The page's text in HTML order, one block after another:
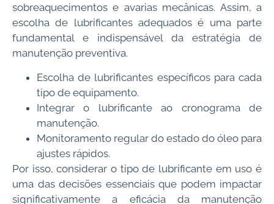
sobreaquecimentos e avarias mecânicas. Assim, a
escolha de lubrificantes adequados é uma parte
fundamental e indispensável da estratégia de
manutenção preventiva.
Escolha de lubrificantes específicos para cada
tipo de equipamento.
Integrar o lubrificante ao cronograma de
manutenção.
Monitoramento regular do estado do óleo para
ajustes rápidos.
Por isso, considerar o tipo de lubrificante em uso é
uma das decisões essenciais que podem impactar
significativamente a eficácia da manutenção